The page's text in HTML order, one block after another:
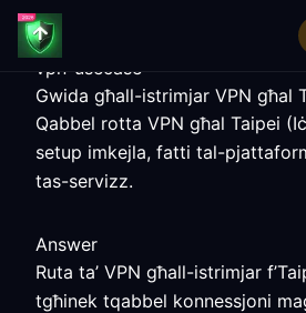
vpn-usecase
Gwida għall-istrimjar VPN għal
Qabbel rotta VPN għal Taipei
setup imkejla, fatti tal-
tas-servizz.
Answer
Ruta ta’ VPN għall-istrimjar
tgħinek tqabbel konnessjoni